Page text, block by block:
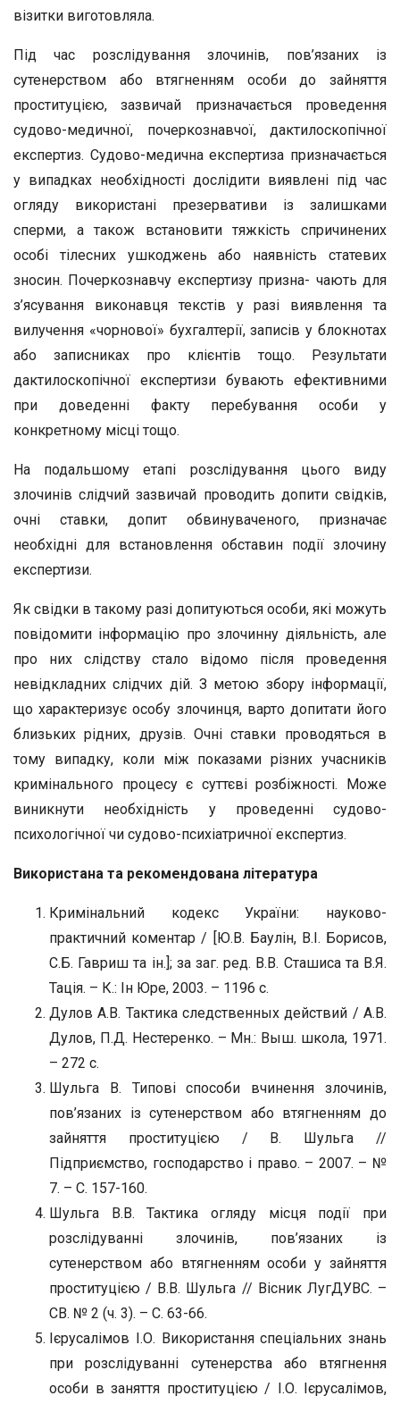
візитки виготовляла.
Під час розслідування злочинів, пов’язаних із
сутенерством або втягненням особи до зайняття
проституцією, зазвичай призначається проведення
судово-медичної, почеркознавчої, дактилоскопічної
експертиз. Судово-медична експертиза призначається
у випадках необхідності дослідити виявлені під час
огляду використані презервативи із залишками
сперми, а також встановити тяжкість спричинених
особі тілесних ушкоджень або наявність статевих
зносин. Почеркознавчу експертизу призна- чають для
з’ясування виконавця текстів у разі виявлення та
вилучення «чорнової» бухгалтерії, записів у блокнотах
або записниках про клієнтів тощо. Результати
дактилоскопічної експертизи бувають ефективними
при доведенні факту перебування особи у
конкретному місці тощо.
На подальшому етапі розслідування цього виду
злочинів слідчий зазвичай проводить допити свідків,
очні ставки, допит обвинуваченого, призначає
необхідні для встановлення обставин події злочину
експертизи.
Як свідки в такому разі допитуються особи, які можуть
повідомити інформацію про злочинну діяльність, але
про них слідству стало відомо після проведення
невідкладних слідчих дій. З метою збору інформації,
що характеризує особу злочинця, варто допитати його
близьких рідних, друзів. Очні ставки проводяться в
тому випадку, коли між показами різних учасників
кримінального процесу є суттєві розбіжності. Може
виникнути необхідність у проведенні судово-
психологічної чи судово-психіатричної експертиз.
Використана та рекомендована література
Кримінальний кодекс України: науково-
практичний коментар / [Ю.В. Баулін, В.І. Борисов,
С.Б. Гавриш та ін.]; за заг. ред. В.В. Сташиса та В.Я.
Тація. – К.: Ін Юре, 2003. – 1196 с.
Дулов А.В. Тактика следственных действий / А.В.
Дулов, П.Д. Нестеренко. – Мн.: Выш. школа, 1971.
– 272 с.
Шульга В. Типові способи вчинення злочинів,
пов’язаних із сутенерством або втягненням до
зайняття проституцією / В. Шульга //
Підприємство, господарство і право. – 2007. – №
7. – С. 157-160.
Шульга В.В. Тактика огляду місця події при
розслідуванні злочинів, пов’язаних із
сутенерством або втягненням особи у зайняття
проституцією / В.В. Шульга // Вісник ЛугДУВС. –
СВ. № 2 (ч. 3). – С. 63-66.
Ієрусалімов І.О. Використання спеціальних знань
при розслідуванні сутенерства або втягнення
особи в заняття проституцією / І.О. Ієрусалімов,